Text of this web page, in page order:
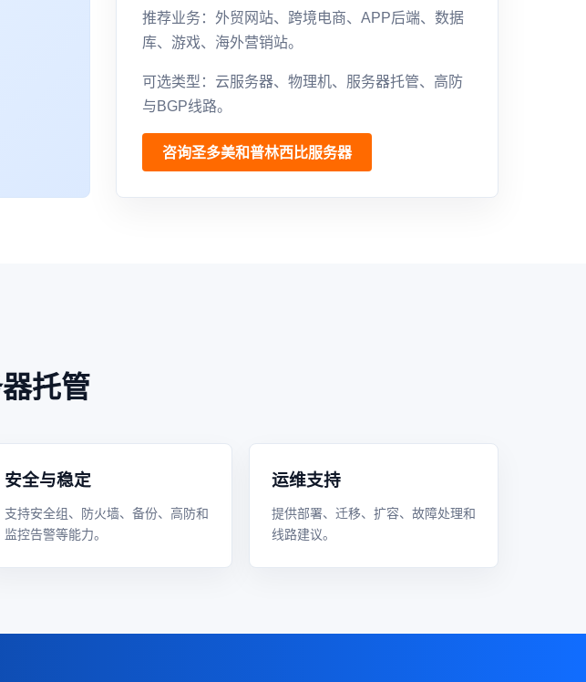
推荐业务：外贸网站、跨境电商、APP后端、数据
库、游戏、海外营销站。
可选类型：云服务器、物理机、服务器托管、高防
与BGP线路。
咨询圣多美和普林西比服务器
托管
安全与稳定
支持安全组、防火墙、备份、高防和
监控告警等能力。
运维支持
提供部署、迁移、扩容、故障处理和
线路建议。